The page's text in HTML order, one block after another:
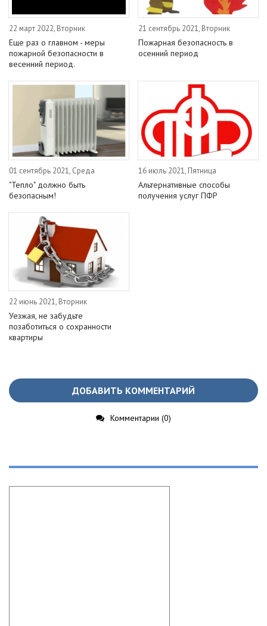
22 март 2022, Вторник
Еще раз о главном - меры
пожарной безопасности в
весенний период.
21 сентябрь 2021, Вторник
Пожарная безопасность в
осенний период
01 сентябрь 2021, Среда
"Тепло" должно быть
безопасным!
16 июль 2021, Пятница
Альтернативные способы
получения услуг ПФР
22 июнь 2021, Вторник
Уезжая, не забудьте
позаботиться о сохранности
квартиры
ДОБАВИТЬ КОММЕНТАРИЙ
Комментарии (0)